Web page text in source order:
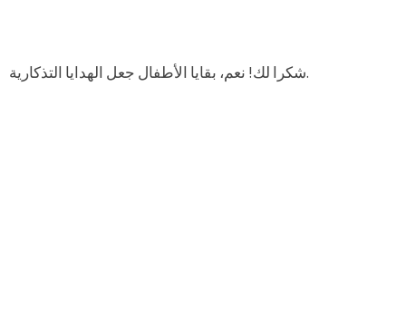
شكرا لك! نعم، بقايا الأطفال جعل الهدايا التذكارية.